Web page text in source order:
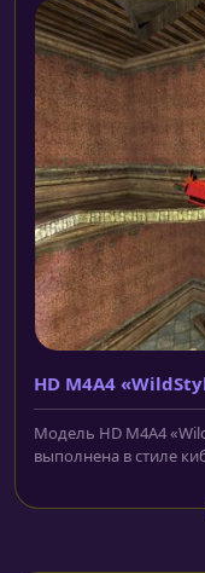
HD M4A4
Модель HD M4A4
выполнена в стиле